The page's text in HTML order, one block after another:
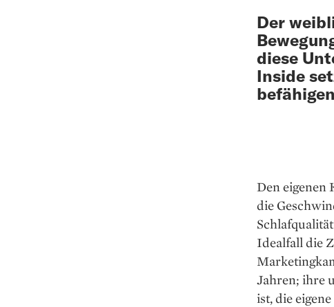
Der
diese
Inside
Den eigenen
die
Idealfall die
Jahren; ihre
ist, die